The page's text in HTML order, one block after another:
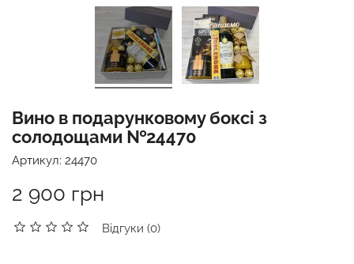
Вино в подарунковому боксі з
солодощами №24470
Артикул: 24470
2 900 грн
Відгуки (0)